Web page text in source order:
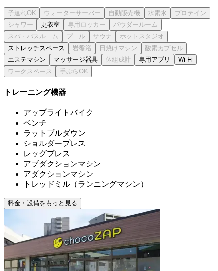
更衣室
ストレッチスペース
エステマシン
マッサージ器具 専用アプリ Wi-Fi
トレーニング機器
アップライトバイク
ベンチ
ラットプルダウン
ショルダープレス
レッグプレス
アブダクションマシン
アダクションマシン
トレッドミル（ランニングマシン）
料金・設備をもっと見る